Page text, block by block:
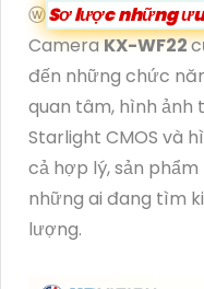
ⓦSơ lược những
CameraKX-WF22
đến những chức
quan tâm, hình ảnh
Starlight CMOS và
cả hợp lý, sản
những ai đang tìm
lượng.